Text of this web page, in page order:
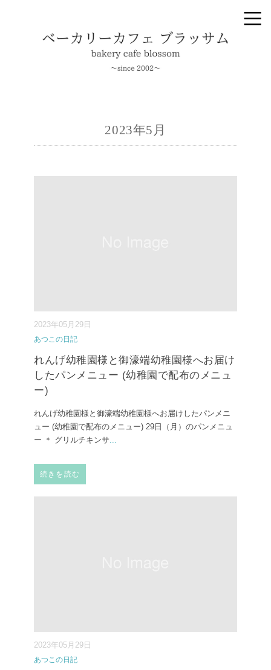
2023年5月
2023年05月29日
あつこの日記
れんげ幼稚園様と御濠端幼稚園様へお届け
したパンメニュー (幼稚園で配布のメニュ
ー)
れんげ幼稚園様と御濠端幼稚園様へお届けしたパンメニ
ュー (幼稚園で配布のメニュー) ⁡29日（月）のパンメニュ
ー ⁡＊ グリルチキンサ...
続きを読む
2023年05月29日
あつこの日記